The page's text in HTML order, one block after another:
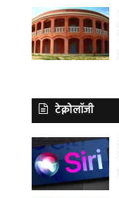
टेक्नोलॉजी